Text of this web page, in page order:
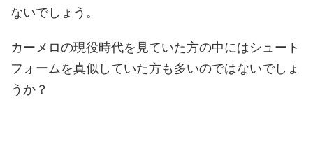
ないでしょう。
カーメロの現役時代を見ていた方の中にはシュート
フォームを真似していた方も多いのではないでしょ
うか？